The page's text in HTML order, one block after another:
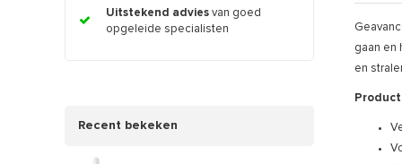
Uitstekend advies van goed
opgeleide specialisten
Recent bekeken
gaan en
en